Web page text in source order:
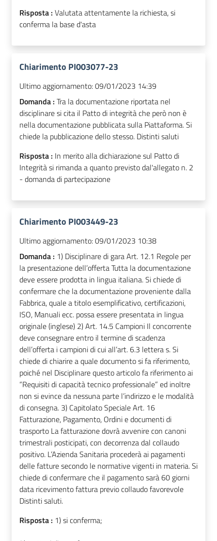
Risposta : Valutata attentamente la richiesta, si
conferma la base d'asta
Chiarimento PI003077-23
Ultimo aggiornamento:09/01/2023 14:39
Domanda : Tra la documentazione riportata nel
disciplinare si cita il Patto di integrità che però non è
nella documentazione pubblicata sulla Piattaforma. Si
chiede la pubblicazione dello stesso. Distinti saluti
Risposta : In merito alla dichiarazione sul Patto di
Integrità si rimanda a quanto previsto dal'allegato n. 2
- domanda di partecipazione
Chiarimento PI003449-23
Ultimo aggiornamento:09/01/2023 10:38
Domanda : 1) Disciplinare di gara Art. 12.1 Regole per
la presentazione dell’offerta Tutta la documentazione
deve essere prodotta in lingua italiana. Si chiede di
confermare che la documentazione proveniente dalla
Fabbrica, quale a titolo esemplificativo, certificazioni,
ISO, Manuali ecc. possa essere presentata in lingua
originale (inglese) 2) Art. 14.5 Campioni Il concorrente
deve consegnare entro il termine di scadenza
dell’offerta i campioni di cui all’art. 6.3 lettera s. Si
chiede di chiarire a quale documento si fa riferimento,
poiché nel Disciplinare questo articolo fa riferimento ai
“Requisiti di capacità tecnico professionale” ed inoltre
non si evince da nessuna parte l’indirizzo e le modalità
di consegna. 3) Capitolato Speciale Art. 16
Fatturazione, Pagamento, Ordini e documenti di
trasporto La fatturazione dovrà avvenire con canoni
trimestrali posticipati, con decorrenza dal collaudo
positivo. L’Azienda Sanitaria procederà ai pagamenti
delle fatture secondo le normative vigenti in materia. Si
chiede di confermare che il pagamento sarà 60 giorni
data ricevimento fattura previo collaudo favorevole
Distinti saluti.
Risposta : 1) si conferma;